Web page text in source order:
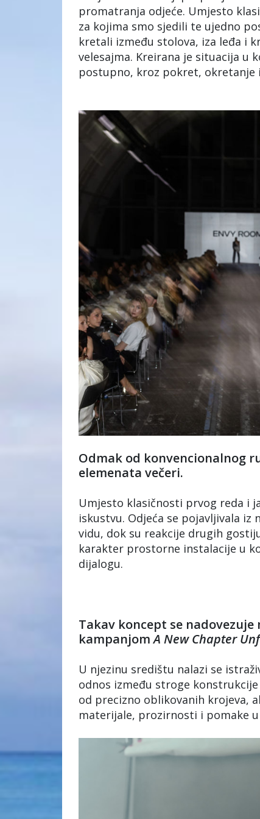
promatranja odjeće. Umjesto
za kojima smo sjedili te ujedno
kretali između stolova, iza leđa i
velesajma. Kreirana je situacija u
postupno, kroz pokret, okretanje
Odmak od konvencionalnog
elemenata večeri.
Umjesto klasičnosti prvog reda i
iskustvu. Odjeća se pojavljivala
vidu, dok su reakcije drugih
karakter prostorne instalacije u
dijalogu.
Takav koncept se
kampanjomA New Chapter
U njezinu središtu nalazi se
odnos između stroge
od precizno oblikovanih krojeva,
materijale, prozirnosti i pomake